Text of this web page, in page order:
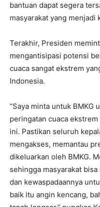
bantuan dapat segera
masyarakat yang menjadi
Terakhir, Presiden
mengantisipasi potensi
cuaca sangat ekstrem
Indonesia.
“Saya minta untuk BMKG
peringatan cuaca
ini. Pastikan seluruh
mengakses, memantau
dikeluarkan oleh BMKG.
sehingga masyarakat
dan kewaspadaannya
baik itu angin kencang,